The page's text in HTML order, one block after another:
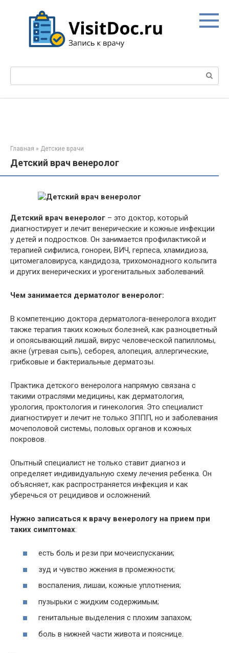
Поиск:
Главная » Детские врачи
Детский врач венеролог
Детский врач венеролог – это доктор, который
диагностирует и лечит венерические и кожные инфекции
у детей и подростков. Он занимается профилактикой и
терапией сифилиса, гонореи, ВИЧ, герпеса, хламидиоза,
цитомегаловируса, кандидоза, трихомонадного кольпита
и других венерических и урогенитальных заболеваний.
Чем занимается дерматолог венеролог:
В компетенцию доктора дерматолога-венеролога входит
также терапия таких кожных болезней, как разноцветный
и опоясывающий лишай, вирус человеческой папилломы,
акне (угревая сыпь), себорея, алопеция, аллергические,
грибковые и бактериальные дерматозы.
Практика детского венеролога напрямую связана с
такими отраслями медицины, как дерматология,
урология, проктология и гинекология. Это специалист
диагностирует и лечит не только ЗППП, но и заболевания
мочеполовой системы, половых органов и кожных
покровов.
Опытный специалист не только ставит диагноз и
определяет индивидуальную схему лечения ребенка. Он
объясняет, как распространяется инфекция и как
уберечься от рецидивов и осложнений.
Нужно записаться к врачу венерологу на прием при
таких симптомах:
есть боль и рези при мочеиспускании;
зуд и чувство жжения в промежности;
воспаления, лишаи, кожные уплотнения;
пузырьки с жидким содержимым;
генитальные выделения с плохим запахом;
боль в нижней части живота и пояснице.